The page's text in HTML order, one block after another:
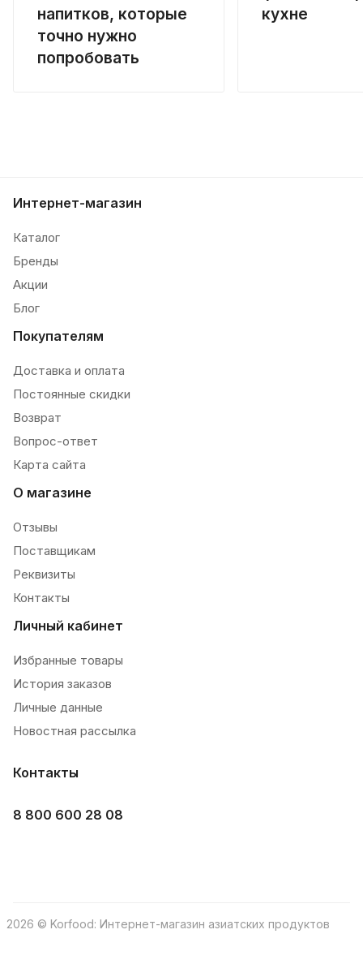
напитков, которые
точно нужно
попробовать
кухне
Интернет-магазин
Каталог
Бренды
Акции
Блог
Покупателям
Доставка и оплата
Постоянные скидки
Возврат
Вопрос-ответ
Карта сайта
О магазине
Отзывы
Поставщикам
Реквизиты
Контакты
Личный кабинет
Избранные товары
История заказов
Личные данные
Новостная рассылка
Контакты
8 800 600 28 08
2026 © Korfood: Интернет-магазин азиатских продуктов